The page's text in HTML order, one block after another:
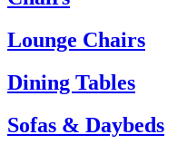
Kundenservice:
Tel.: +45 66 12 14 04
info@carlhansen.dk
Lounge Chairs
Dining Tables
Sofas & Daybeds